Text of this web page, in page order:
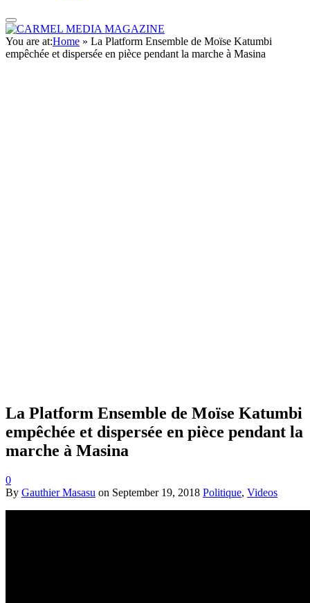
You are at:Home » La Platform Ensemble de Moïse Katumbi
empêchée et dispersée en pièce pendant la marche à Masina
La Platform Ensemble de Moïse Katumbi
empêchée et dispersée en pièce pendant la
marche à Masina
0
By Gauthier Masasu on September 19, 2018 Politique, Videos